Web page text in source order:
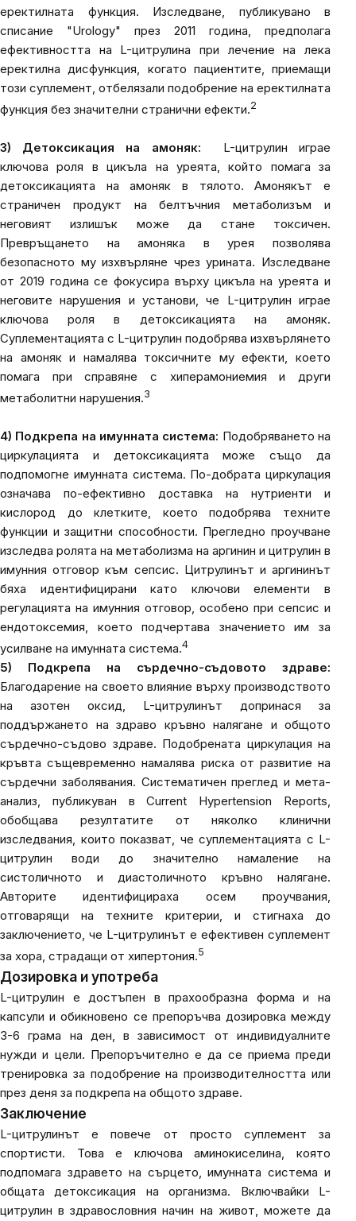
еректилната функция. Изследване, публикувано в
списание "Urology" през 2011 година, предполага
ефективността на L-цитрулина при лечение на лека
еректилна дисфункция, когато пациентите, приемащи
този суплемент, отбелязали подобрение на еректилната
функция без значителни странични ефекти.2
3) Детоксикация на амоняк: L-цитрулин играе
ключова роля в цикъла на уреята, който помага за
детоксикацията на амоняк в тялото. Амонякът е
страничен продукт на белтъчния метаболизъм и
неговият излишък може да стане токсичен.
Превръщането на амоняка в урея позволява
безопасното му изхвърляне чрез урината. Изследване
от 2019 година се фокусира върху цикъла на уреята и
неговите нарушения и установи, че L-цитрулин играе
ключова роля в детоксикацията на амоняк.
Суплементацията с L-цитрулин подобрява изхвърлянето
на амоняк и намалява токсичните му ефекти, което
помага при справяне с хиперамониемия и други
метаболитни нарушения.3
4) Подкрепа на имунната система: Подобряването на
циркулацията и детоксикацията може също да
подпомогне имунната система. По-добрата циркулация
означава по-ефективно доставка на нутриенти и
кислород до клетките, което подобрява техните
функции и защитни способности. Прегледно проучване
изследва ролята на метаболизма на аргинин и цитрулин в
имунния отговор към сепсис. Цитрулинът и аргининът
бяха идентифицирани като ключови елементи в
регулацията на имунния отговор, особено при сепсис и
ендотоксемия, което подчертава значението им за
усилване на имунната система.4
5) Подкрепа на сърдечно-съдовото здраве:
Благодарение на своето влияние върху производството
на азотен оксид, L-цитрулинът допринася за
поддържането на здраво кръвно налягане и общото
сърдечно-съдово здраве. Подобрената циркулация на
кръвта същевременно намалява риска от развитие на
сърдечни заболявания. Систематичен преглед и мета-
анализ, публикуван вCurrent Hypertension Reports,
обобщава резултатите от няколко клинични
изследвания, които показват, че суплементацията с L-
цитрулин води до значително намаление на
систоличното и диастоличното кръвно налягане.
Авторите идентифицираха осем проучвания,
отговарящи на техните критерии, и стигнаха до
заключението, че L-цитрулинът е ефективен суплемент
за хора, страдащи от хипертония.5
Дозировка и употреба
L-цитрулин е достъпен в прахообразна форма и на
капсули и обикновено се препоръчва дозировка между
3-6 грама на ден, в зависимост от индивидуалните
нужди и цели. Препоръчително е да се приема преди
тренировка за подобрение на производителността или
през деня за подкрепа на общото здраве.
Заключение
L-цитрулинът е повече от просто суплемент за
спортисти. Това е ключова аминокиселина, която
подпомага здравето на сърцето, имунната система и
общата детоксикация на организма. Включвайки L-
цитрулин в здравословния начин на живот, можете да